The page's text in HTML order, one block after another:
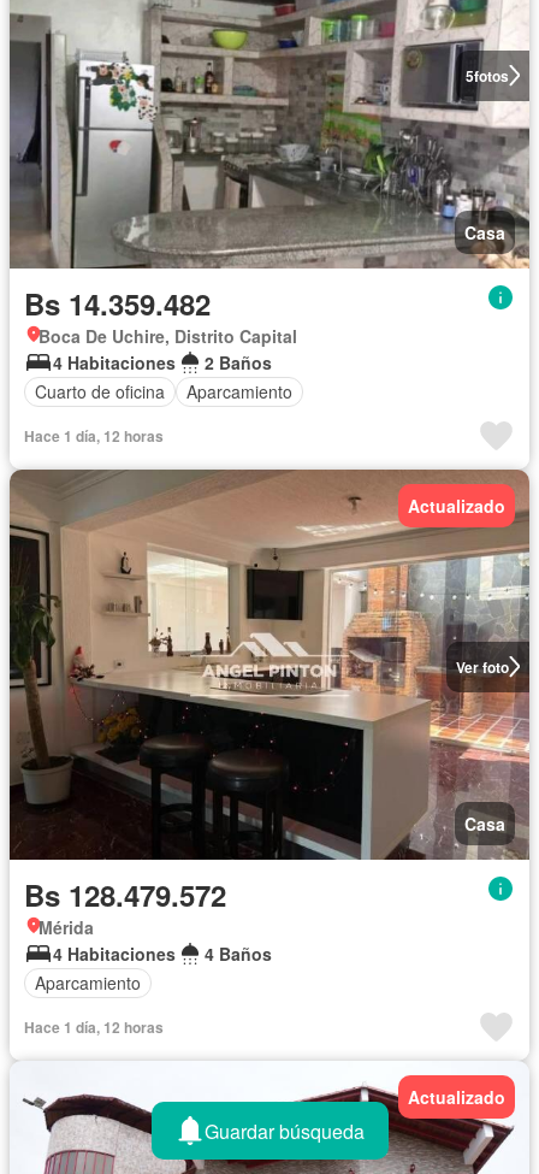
5fotos
Casa
Bs 14.359.482
Boca De Uchire, Distrito Capital
4 Habitaciones
2 Baños
Cuarto de oficina
Aparcamiento
Hace 1 día, 12 horas
Ver foto
Actualizado
Casa
Bs 128.479.572
Mérida
4 Habitaciones
4 Baños
Aparcamiento
Hace 1 día, 12 horas
Actualizado
Guardar búsqueda